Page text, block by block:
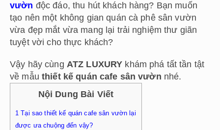
vườn độc đáo, thu hút khách hàng? Bạn muốn
tạo nên một không gian quán cà phê sân vườn
vừa đẹp mắt vừa mang lại trải nghiệm thư giãn
tuyệt vời cho thực khách?
Vậy hãy cùng ATZ LUXURY khám phá tất tần tật
về mẫu thiết kế quán cafe sân vườn nhé.
Nội Dung Bài Viết
1 Tại sao thiết kế quán cafe sân vườn lại
được ưa chuộng đến vậy?